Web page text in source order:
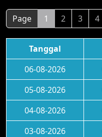
Page 1 2 3 4
Tanggal
06-08-2026
05-08-2026
04-08-2026
03-08-2026